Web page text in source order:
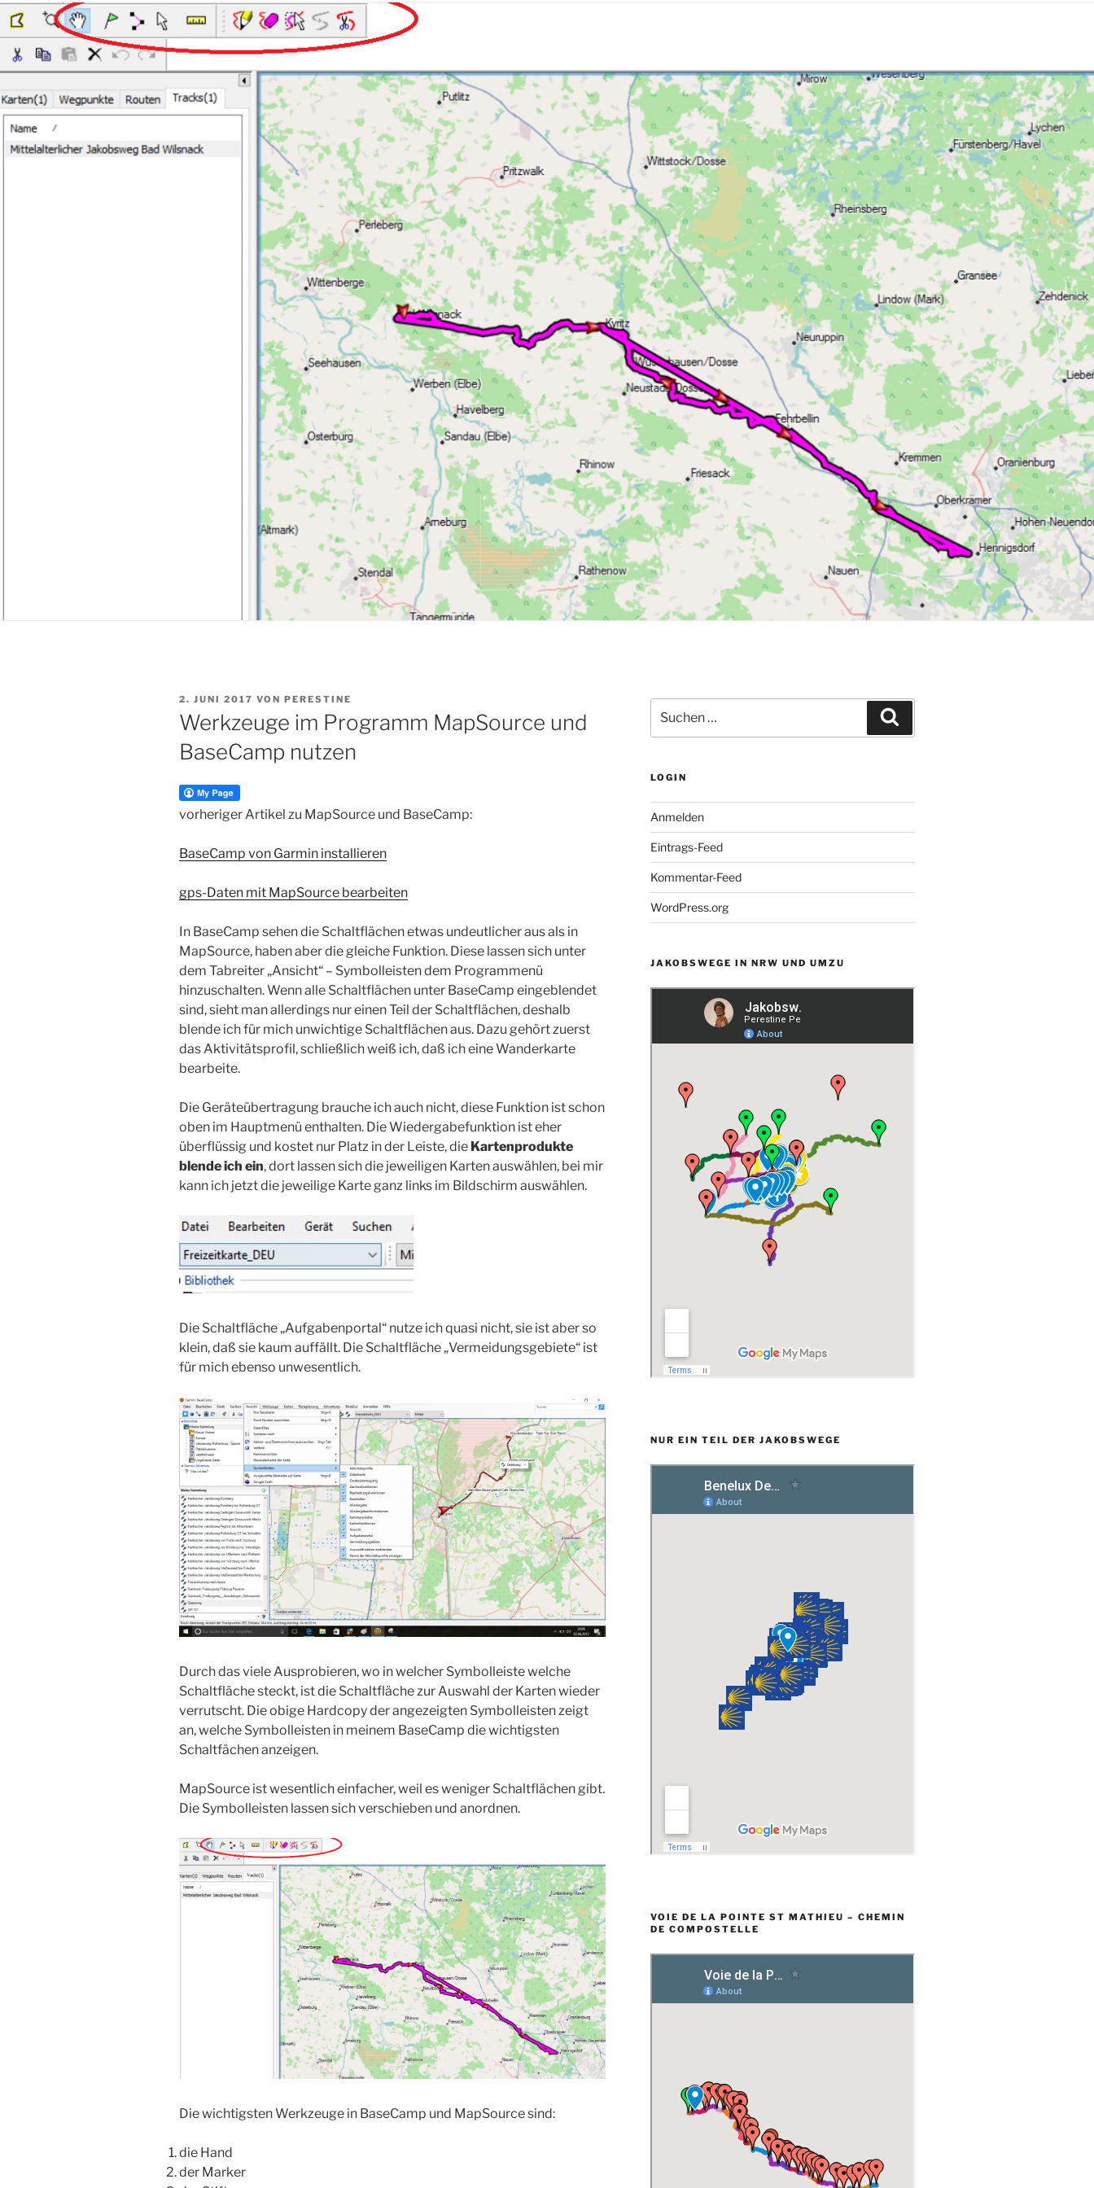
VERÖFFENTLICHT
AM
2. JUNI 2017 VON PERESTINE
Werkzeuge im Programm MapSource und
BaseCamp nutzen
vorheriger Artikel zu MapSource und BaseCamp:
BaseCamp von Garmin installieren
gps-Daten mit MapSource bearbeiten
In BaseCamp sehen die Schaltflächen etwas undeutlicher aus als in
MapSource, haben aber die gleiche Funktion. Diese lassen sich unter
dem Tabreiter „Ansicht“ – Symbolleisten dem Programmenü
hinzuschalten. Wenn alle Schaltflächen unter BaseCamp eingeblendet
sind, sieht man allerdings nur einen Teil der Schaltflächen, deshalb
blende ich für mich unwichtige Schaltflächen aus. Dazu gehört zuerst
das Aktivitätsprofil, schließlich weiß ich, daß ich eine Wanderkarte
bearbeite.
Die Geräteübertragung brauche ich auch nicht, diese Funktion ist schon
oben im Hauptmenü enthalten. Die Wiedergabefunktion ist eher
überflüssig und kostet nur Platz in der Leiste, die Kartenprodukte
blende ich ein, dort lassen sich die jeweiligen Karten auswählen, bei mir
kann ich jetzt die jeweilige Karte ganz links im Bildschirm auswählen.
Die Schaltfläche „Aufgabenportal“ nutze ich quasi nicht, sie ist aber so
klein, daß sie kaum auffällt. Die Schaltfläche „Vermeidungsgebiete“ ist
für mich ebenso unwesentlich.
Durch das viele Ausprobieren, wo in welcher Symbolleiste welche
Schaltfläche steckt, ist die Schaltfläche zur Auswahl der Karten wieder
verrutscht. Die obige Hardcopy der angezeigten Symbolleisten zeigt
an, welche Symbolleisten in meinem BaseCamp die wichtigsten
Schaltfächen anzeigen.
MapSource ist wesentlich einfacher, weil es weniger Schaltflächen gibt.
Die Symbolleisten lassen sich verschieben und anordnen.
Die wichtigsten Werkzeuge in BaseCamp und MapSource sind:
die Hand
der Marker
nach:
LOGIN
Anmelden
Eintrags-Feed
Kommentar-Feed
WordPress.org
JAKOBSWEGE IN NRW UND UMZU
NUR EIN TEIL DER JAKOBSWEGE
VOIE DE LA POINTE ST MATHIEU – CHEMIN
DE COMPOSTELLE